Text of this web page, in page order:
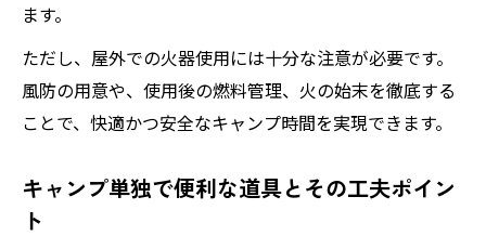
ます。
ただし、屋外での火器使用には十分な注意が必要です。
風防の用意や、使用後の燃料管理、火の始末を徹底する
ことで、快適かつ安全なキャンプ時間を実現できます。
キャンプ単独で便利な道具とその工夫ポイン
ト